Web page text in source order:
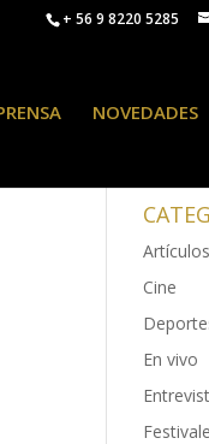
+ 56 9 8220 5285
NOVEDADES
Artículos
Cine
En vivo